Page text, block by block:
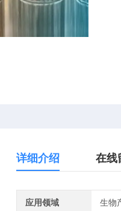
详细介绍 在线
应用领域 生物